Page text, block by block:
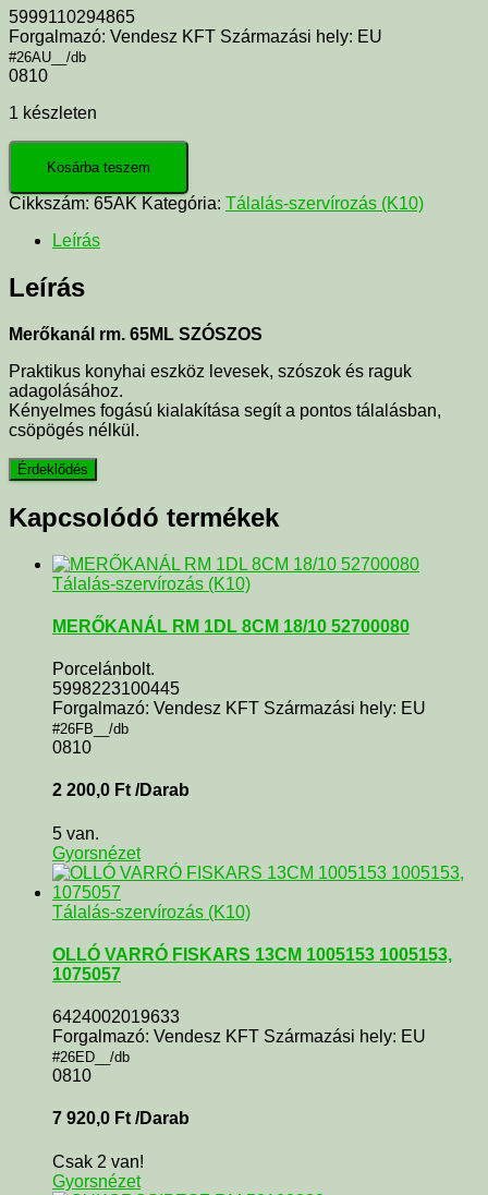
5999110294865
Forgalmazó: Vendesz KFT Származási hely: EU
#26AU__/db
0810
1 készleten
Kosárba teszem
Cikkszám: 65AK Kategória: Tálalás-szervírozás (K10)
Leírás
Leírás
Merőkanál rm. 65ML SZÓSZOS
Praktikus konyhai eszköz levesek, szószok és raguk
adagolásához.
Kényelmes fogású kialakítása segít a pontos tálalásban,
csöpögés nélkül.
Kapcsolódó termékek
Tálalás-szervírozás (K10)
MERŐKANÁL RM 1DL 8CM 18/10 52700080
Porcelánbolt.
5998223100445
Forgalmazó: Vendesz KFT Származási hely: EU
#26FB__/db
0810
2 200,0 Ft /Darab
5 van.
Gyorsnézet
Tálalás-szervírozás (K10)
OLLÓ VARRÓ FISKARS 13CM 1005153 1005153,
1075057
6424002019633
Forgalmazó: Vendesz KFT Származási hely: EU
#26ED__/db
0810
7 920,0 Ft /Darab
Csak 2 van!
Gyorsnézet